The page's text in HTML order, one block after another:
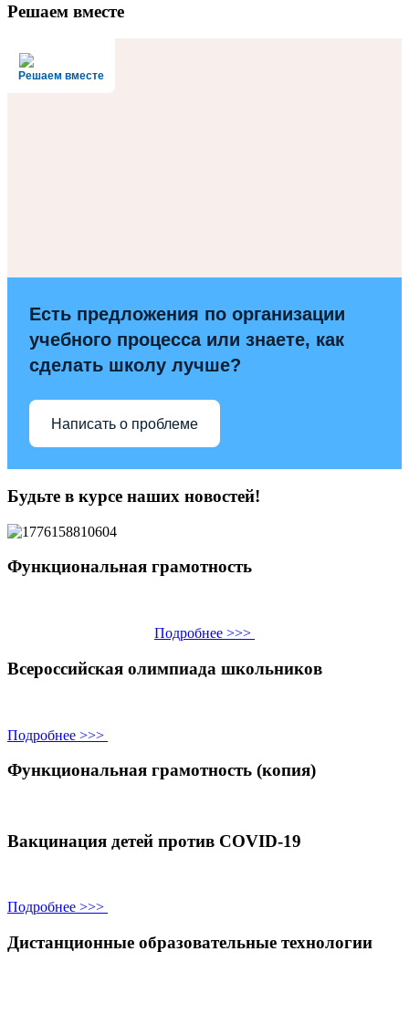
Решаем вместе
Решаем вместе
Есть предложения по организации
учебного процесса или знаете, как
сделать школу лучше?
Написать о проблеме
Будьте в курсе наших новостей!
Функциональная грамотность
Подробнее >>>
Всероссийская олимпиада школьников
Подробнее >>>
Функциональная грамотность (копия)
Вакцинация детей против COVID-19
Подробнее >>>
Дистанционные образовательные технологии